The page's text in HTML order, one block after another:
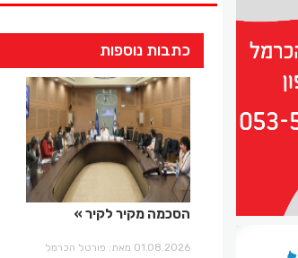
כתבות נוספות
הסכמה מקיר לקיר
01.08.2026 מאת: פורטל הכרמל